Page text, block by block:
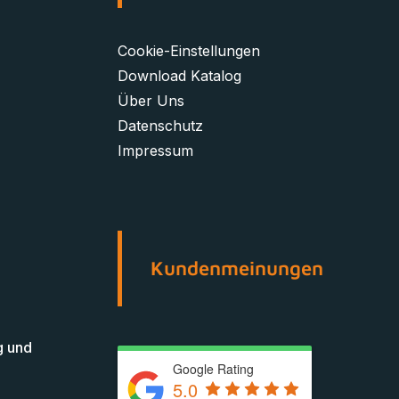
Cookie-Einstellungen
Download Katalog
Über Uns
Datenschutz
Impressum
und
Kundenmeinungen
Google Rating
5.0